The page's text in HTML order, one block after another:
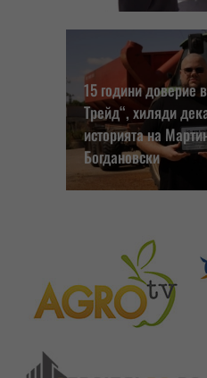
15 години доверие
Трейд“, хиляди
историята на
Богдановски